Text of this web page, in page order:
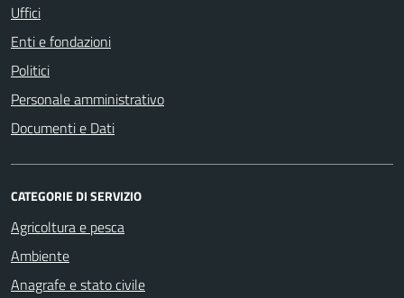
Uffici
Enti e fondazioni
Politici
Personale amministrativo
Documenti e Dati
CATEGORIE DI SERVIZIO
Agricoltura e pesca
Ambiente
Anagrafe e stato civile